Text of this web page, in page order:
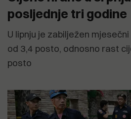
posljednje tri godine
U lipnju je zabilježen
od 3,4 posto, odnosno rast
posto